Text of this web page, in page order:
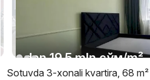
dan19.5 mln сўм/m²
Sotuvda 3-xonali kvartira, 68 m²